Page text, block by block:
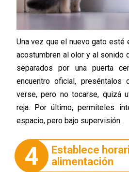
Una vez que el nuevo gato esté
acostumbren al olor y al sonido
separados por una puerta
encuentro oficial, preséntalos
verse, pero no tocarse, quizá
reja. Por último, permíteles
espacio, pero bajo supervisión.
4
Establece
alimentación